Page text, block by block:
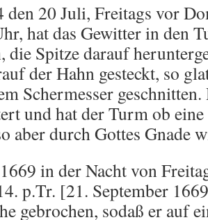
den 20 Juli, Freitags vor
hat das Gewitter in den
die Spitze darauf
der Hahn gesteckt, so
Schermesser
und hat der Turm ob
aber durch Gottes Gnade
in der Nacht von
p.Tr. [21. September
gebrochen, sodaß er auf